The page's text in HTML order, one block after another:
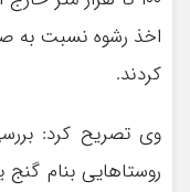
اخذ رشوه نسبت به
کردند.
وی تصریح کرد:
روستاهایی بنام